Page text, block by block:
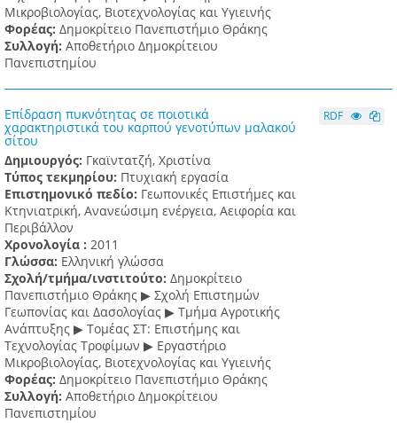
Μικροβιολογίας, Βιοτεχνολογίας και Υγιεινής
Φορέας: Δημοκρίτειο Πανεπιστήμιο Θράκης
Συλλογή: Αποθετήριο Δημοκρίτειου
Πανεπιστημίου
Επίδραση πυκνότητας σε ποιοτικά
χαρακτηριστικά του καρπού γενοτύπων μαλακού
σίτου
Δημιουργός: Γκαϊντατζή, Χριστίνα
Τύπος τεκμηρίου: Πτυχιακή εργασία
Επιστημονικό πεδίο: Γεωπονικές Επιστήμες και
Κτηνιατρική, Ανανεώσιμη ενέργεια, Αειφορία και
Περιβάλλον
Χρονολογία : 2011
Γλώσσα: Ελληνική γλώσσα
Σχολή/τμήμα/ινστιτούτο: Δημοκρίτειο
Πανεπιστήμιο Θράκης ▶ Σχολή Επιστημών
Γεωπονίας και Δασολογίας ▶ Τμήμα Αγροτικής
Ανάπτυξης ▶ Τομέας ΣΤ: Επιστήμης και
Τεχνολογίας Τροφίμων ▶ Εργαστήριο
Μικροβιολογίας, Βιοτεχνολογίας και Υγιεινής
Φορέας: Δημοκρίτειο Πανεπιστήμιο Θράκης
Συλλογή: Αποθετήριο Δημοκρίτειου
Πανεπιστημίου
RDF